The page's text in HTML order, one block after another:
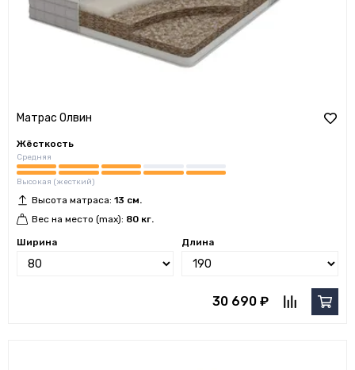
Матрас Олвин
Жёсткость
Средняя
Высокая (жесткий)
Высота матраса: 13 см.
Вес на место (max): 80 кг.
Ширина Длина
30 690 ₽